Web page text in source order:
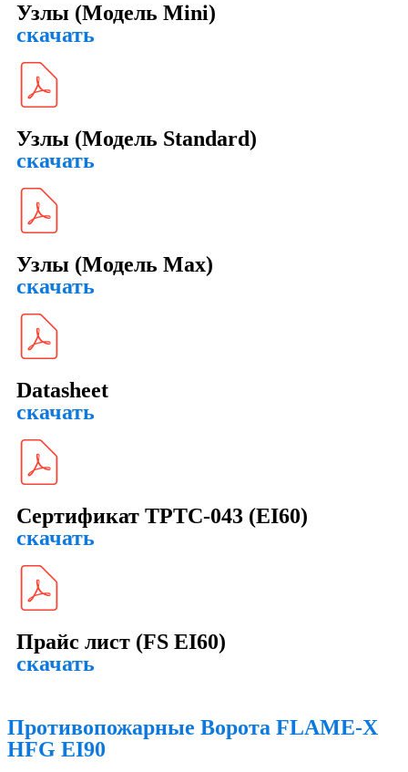
Узлы (Модель Mini)
скачать
Узлы (Модель Standard)
скачать
Узлы (Модель Max)
скачать
Datasheet
скачать
Сертификат ТРТС-043 (EI60)
скачать
Прайс лист (FS EI60)
скачать
Противопожарные Ворота FLAME-X
HFG EI90